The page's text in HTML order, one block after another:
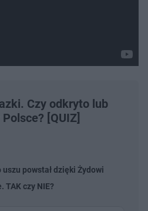
Czy odkryto lub
[QUIZ]
powstał dzięki Żydowi
TAK czy NIE?